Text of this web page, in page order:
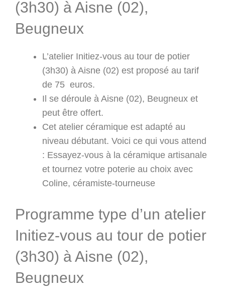
(3h30) à Aisne (02),
Beugneux
L’atelier Initiez-vous au tour de potier
(3h30) à Aisne (02) est proposé au tarif
de 75 euros.
Il se déroule à Aisne (02), Beugneux et
peut être offert.
Cet atelier céramique est adapté au
niveau débutant. Voici ce qui vous attend
: Essayez-vous à la céramique artisanale
et tournez votre poterie au choix avec
Coline, céramiste-tourneuse
Programme type d’un atelier
Initiez-vous au tour de potier
(3h30) à Aisne (02),
Beugneux